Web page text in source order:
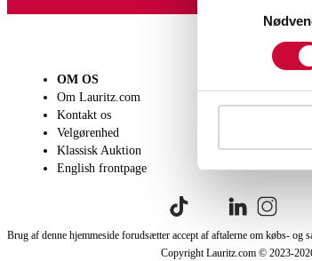
OM OS
Om Lauritz.com
Kontakt os
Velgørenhed
Klassisk Auktion
English frontpage
Brug af denne hjemmeside forudsætter accept af aftalerne om købs- og
Copyright Lauritz.com © 2023-